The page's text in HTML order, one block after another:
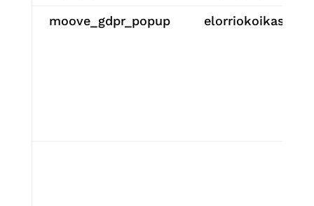
moove_gdpr_popup